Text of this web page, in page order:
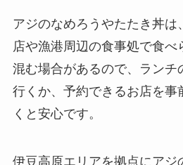
アジのなめろうやたたき丼は
店や漁港周辺の食事処で食べ
混む場合があるので、ランチ
行くか、予約できるお店を事
くと安心です。
伊豆高原エリアを拠点にアジ